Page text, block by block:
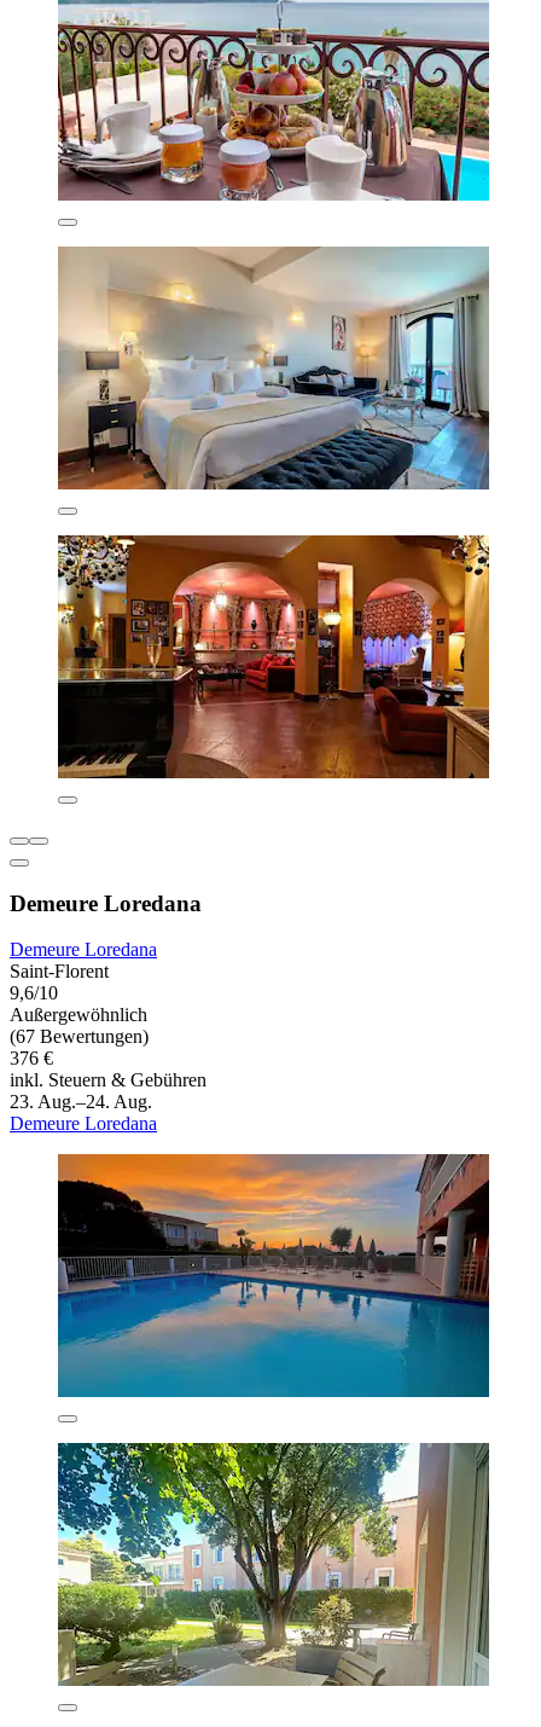
Demeure Loredana
Demeure Loredana
Saint-Florent
9,6/10
Außergewöhnlich
(67 Bewertungen)
376 €
inkl. Steuern & Gebühren
23. Aug.–24. Aug.
Demeure Loredana